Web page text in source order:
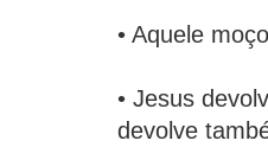
• Aquele
• Jesus
devolve